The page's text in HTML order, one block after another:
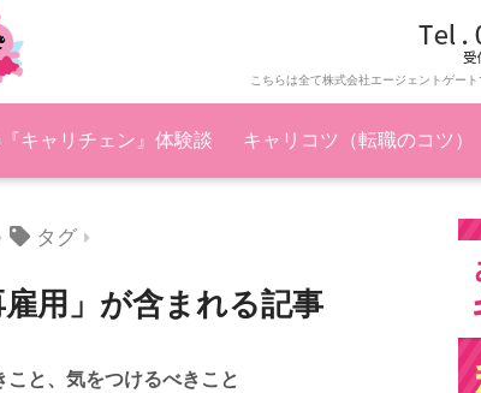
こちらは全て株式会社エージェントゲート
キャリチェン』体験談 キャリコツ（転職のコツ）
タグ
用」が含まれる記事
と、気をつけるべきこと